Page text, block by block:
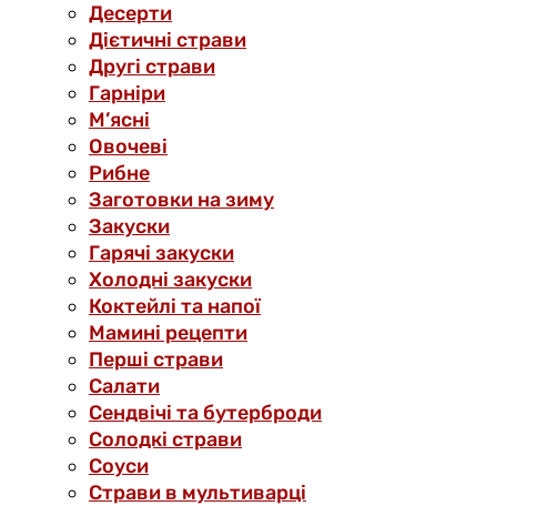
Десерти
Дієтичні страви
Другі страви
Гарніри
М’ясні
Овочеві
Рибне
Заготовки на зиму
Закуски
Гарячі закуски
Холодні закуски
Коктейлі та напої
Мамині рецепти
Перші страви
Салати
Сендвічі та бутерброди
Солодкі страви
Соуси
Страви в мультиварці